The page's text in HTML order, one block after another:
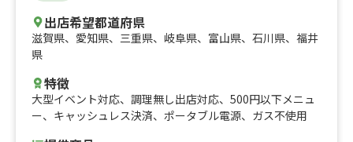
アゴ旨 出汁からあげ(モモ) 小、自家製レモネード/レモン
スカッシュ、ホットレモネード、コーヒー(HOT/ICE)、カ
フェラテ(HOT/ICE)、キャラメルラテ(HOT/ICE)、有機ロ
樽詰ハイボール、レモンサワー/プレーンサワー、ノンア
ルコールビール
出店希望都道府県
滋賀県、 愛知県、 三重県、 岐阜県、 富山県、 石川県、 福井
県
特徴
大型イベント対応、 調理無し出店対応、 500円以下メニュ
ー、 キャッシュレス決済、 ポータブル電源、 ガス不使用